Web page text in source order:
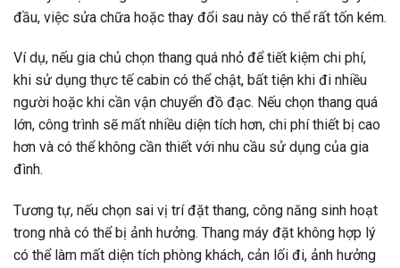
đầu, việc sửa chữa hoặc thay đổi sau này có thể rất tốn kém.
Ví dụ, nếu gia chủ chọn thang quá nhỏ để tiết kiệm chi phí,
khi sử dụng thực tế cabin có thể chật, bất tiện khi đi nhiều
người hoặc khi cần vận chuyển đồ đạc. Nếu chọn thang quá
lớn, công trình sẽ mất nhiều diện tích hơn, chi phí thiết bị cao
hơn và có thể không cần thiết với nhu cầu sử dụng của gia
đình.
Tương tự, nếu chọn sai vị trí đặt thang, công năng sinh hoạt
trong nhà có thể bị ảnh hưởng. Thang máy đặt không hợp lý
có thể làm mất diện tích phòng khách, cản lối đi, ảnh hưởng